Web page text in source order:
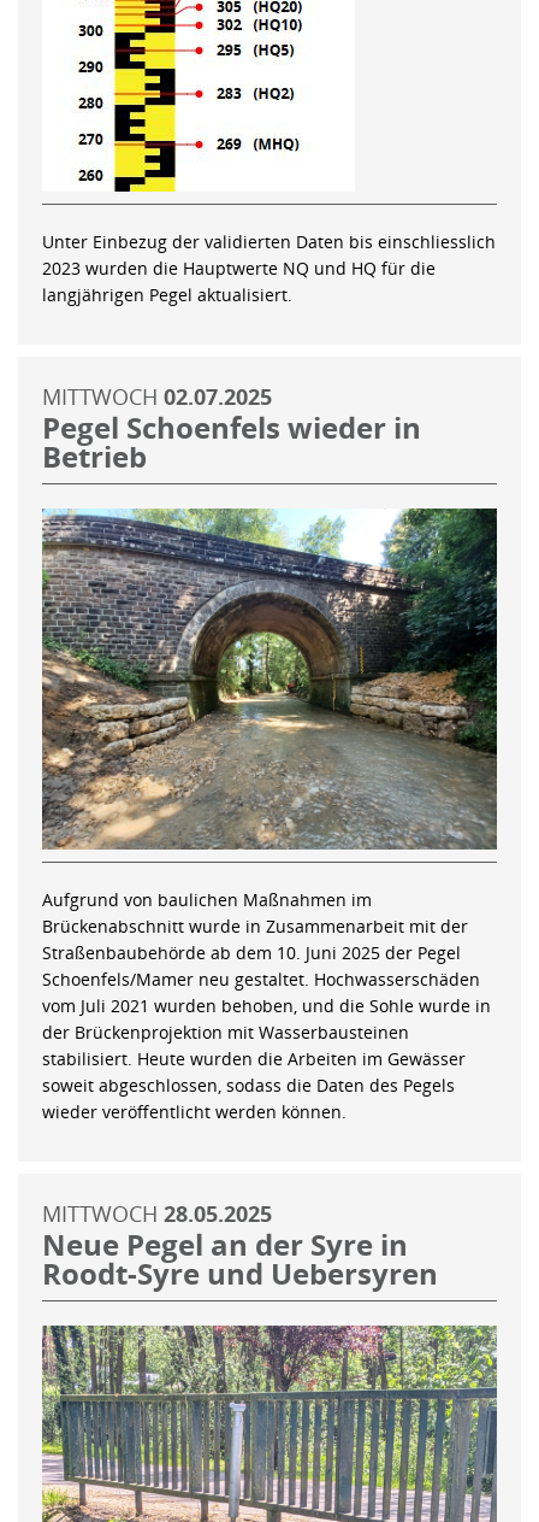
Unter Einbezug der validierten Daten bis einschliesslich
2023 wurden die Hauptwerte NQ und HQ für die
langjährigen Pegel aktualisiert.
MITTWOCH 02.07.2025
Pegel Schoenfels wieder in
Betrieb
Aufgrund von baulichen Maßnahmen im
Brückenabschnitt wurde in Zusammenarbeit mit der
Straßenbaubehörde ab dem 10. Juni 2025 der Pegel
Schoenfels/Mamer neu gestaltet. Hochwasserschäden
vom Juli 2021 wurden behoben, und die Sohle wurde in
der Brückenprojektion mit Wasserbausteinen
stabilisiert. Heute wurden die Arbeiten im Gewässer
soweit abgeschlossen, sodass die Daten des Pegels
wieder veröffentlicht werden können.
MITTWOCH 28.05.2025
Neue Pegel an der Syre in
Roodt-Syre und Uebersyren